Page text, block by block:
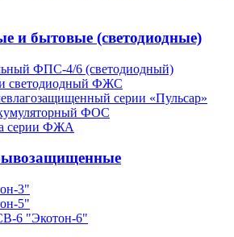
и бытовые (светодиодные)
ФПС-4/6 (светодиодный)
светодиодный ФЖС
серии «Пульсар»
ФОС
серии ФЖА
3"
5"
6 "Экотон-6"